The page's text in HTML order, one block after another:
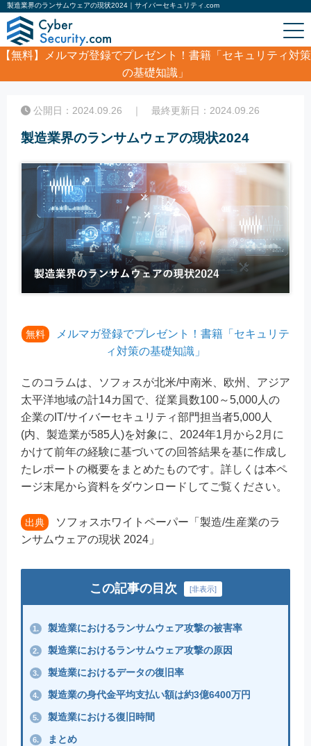
製造業界のランサムウェアの現状2024｜サイバーセキュリティ.com
【無料】
メルマガ登録でプレゼント！書籍「セキュリティ対策
の基礎知識」
製造業界のランサムウェアの現状2024
公開日：2024.09.26 ｜ 最終更新日：2024.09.26
製造業界のランサムウェアの現状2024
無料
メルマガ登録でプレゼント！書籍「セキュリテ
ィ対策の基礎知識」
このコラムは、ソフォスが北米/中南米、欧州、アジア
太平洋地域の計14カ国で、従業員数100～5,000人の
企業のIT/サイバーセキュリティ部門担当者5,000人
(内、製造業が585人)を対象に、2024年1月から2月に
かけて前年の経験に基づいての回答結果を基に作成し
たレポートの概要をまとめたものです。詳しくは本ペ
ージ末尾から資料をダウンロードしてご覧ください。
出典
ソフォスホワイトペーパー「製造/生産業のラ
ンサムウェアの現状 2024」
この記事の目次 [非表示]
1. 製造業におけるランサムウェア攻撃の被害率​
2. 製造業におけるランサムウェア攻撃の原因​
3. 製造業におけるデータの復旧率​
4. 製造業の身代金平均支払い額は約3億6400万円
5. 製造業における復旧時間​
6. まとめ